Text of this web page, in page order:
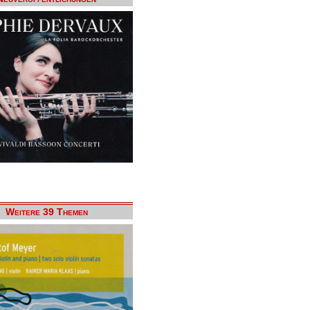
Weitere 39 Themen